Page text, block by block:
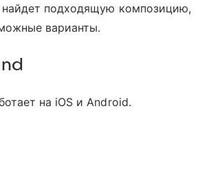
найдет подходящую композицию,
варианты.
на iOS и Android.